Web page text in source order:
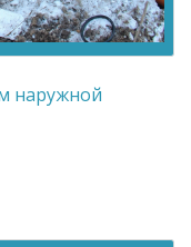
наружной